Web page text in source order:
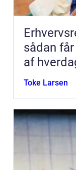
sådan
af
Toke Larsen